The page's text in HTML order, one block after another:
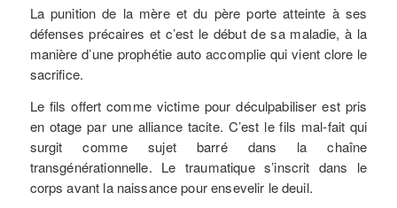
La punition de la mère et du père porte atteinte à ses
défenses précaires et c’est le début de sa maladie, à la
manière d’une prophétie auto accomplie qui vient clore le
sacrifice.
Le fils offert comme victime pour déculpabiliser est pris
en otage par une alliance tacite. C’est le fils mal-fait qui
surgit comme sujet barré dans la chaîne
transgénérationnelle. Le traumatique s’inscrit dans le
corps avant la naissance pour ensevelir le deuil.